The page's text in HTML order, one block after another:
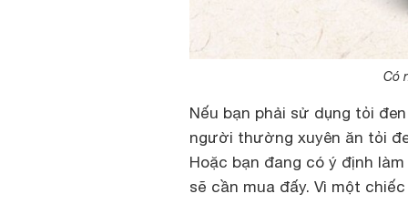
Có
Nếu bạn phải sử dụng tỏi
người thường xuyên ăn tỏi
Hoặc bạn đang có ý định
sẽ cần mua đấy. Vì một